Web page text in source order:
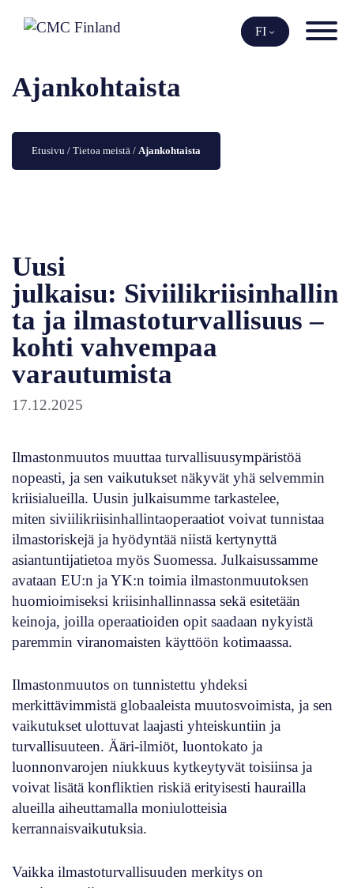
sisältöön
FI
Ajankohtaista
Etusivu / Tietoa meistä / Ajankohtaista
Uusi
julkaisu: Siviilikriisinhallin
ta ja ilmastoturvallisuus –
kohti vahvempaa
varautumista
17.12.2025
Ilmastonmuutos muuttaa turvallisuusympäristöä
nopeasti, ja sen vaikutukset näkyvät yhä selvemmin
kriisialueilla. Uusin julkaisumme tarkastelee,
miten siviilikriisinhallintaoperaatiot voivat tunnistaa
ilmastoriskejä ja hyödyntää niistä kertynyttä
asiantuntijatietoa myös Suomessa. Julkaisussamme
avataan EU:n ja YK:n toimia ilmastonmuutoksen
huomioimiseksi kriisinhallinnassa sekä esitetään
keinoja, joilla operaatioiden opit saadaan nykyistä
paremmin viranomaisten käyttöön kotimaassa.
Ilmastonmuutos on tunnistettu yhdeksi
merkittävimmistä globaaleista muutosvoimista, ja sen
vaikutukset ulottuvat laajasti yhteiskuntiin ja
turvallisuuteen. Ääri-ilmiöt, luontokato ja
luonnonvarojen niukkuus kytkeytyvät toisiinsa ja
voivat lisätä konfliktien riskiä erityisesti haurailla
alueilla aiheuttamalla moniulotteisia
kerrannaisvaikutuksia.
Vaikka ilmastoturvallisuuden merkitys on